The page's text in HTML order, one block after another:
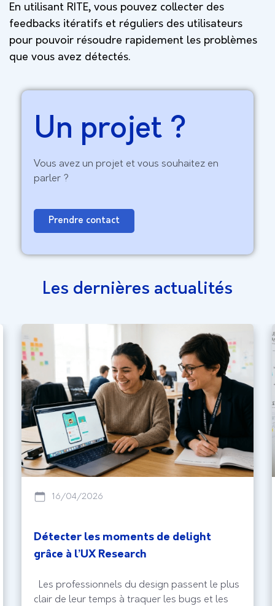
En utilisant RITE, vous pouvez collecter des
feedbacks itératifs et réguliers des utilisateurs
pour pouvoir résoudre rapidement les problèmes
que vous avez détectés.
Un projet ?
Vous avez un projet et vous souhaitez en
parler ?
Prendre contact
Les dernières actualités
16/04/2026
Détecter les moments de delight
grâce à l’UX Research
Les professionnels du design passent le plus
clair de leur temps à traquer les bugs et les